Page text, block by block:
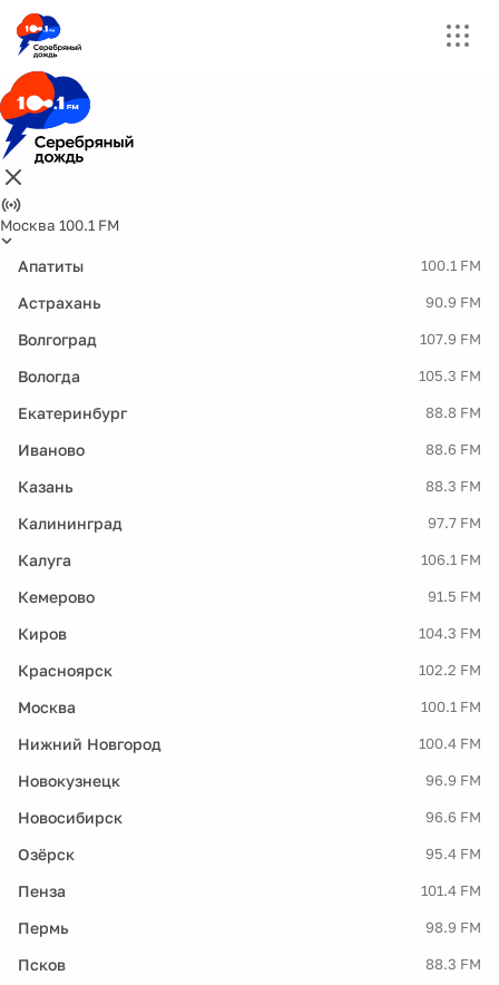
Москва 100.1 FM
Апатиты 100.1 FM
Астрахань 90.9 FM
Волгоград 107.9 FM
Вологда 105.3 FM
Екатеринбург 88.8 FM
Иваново 88.6 FM
Казань 88.3 FM
Калининград 97.7 FM
Калуга 106.1 FM
Кемерово 91.5 FM
Киров 104.3 FM
Красноярск 102.2 FM
Москва 100.1 FM
Нижний Новгород 100.4 FM
Новокузнецк 96.9 FM
Новосибирск 96.6 FM
Озёрск 95.4 FM
Пенза 101.4 FM
Пермь 98.9 FM
Псков 88.3 FM